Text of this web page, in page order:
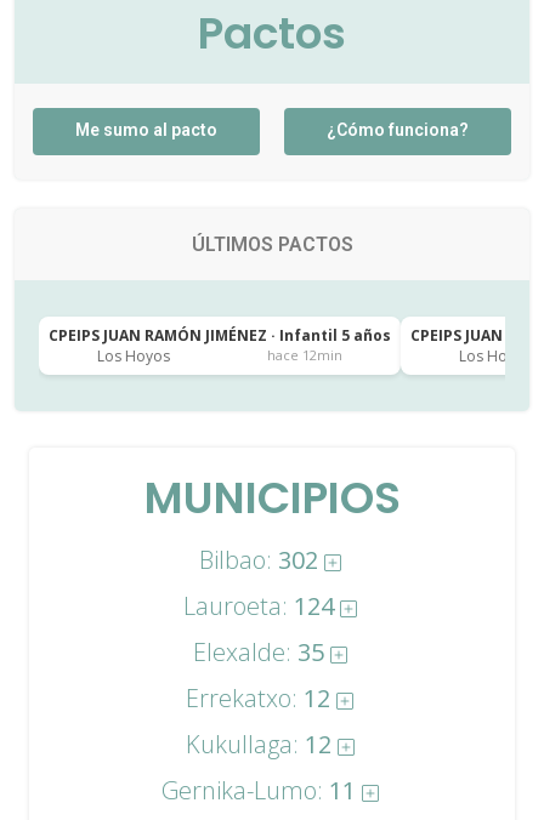
Pactos
Me sumo al pacto ¿Cómo funciona?
ÚLTIMOS PACTOS
CPEIPS JUAN RAMÓN JIMÉNEZ · Infantil 5 años
Los Hoyos
hace 12min
CPEIPS JUAN
Los Hoyos
MUNICIPIOS
Bilbao: 302
Lauroeta: 124
Elexalde: 35
Errekatxo: 12
Kukullaga: 12
Gernika-Lumo: 11